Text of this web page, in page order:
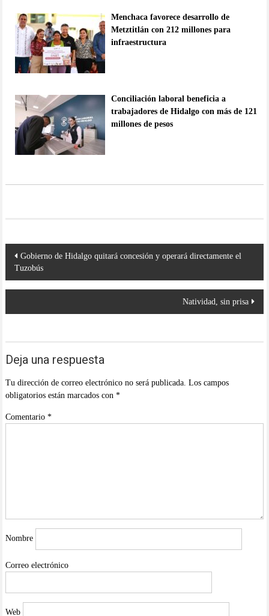
Menchaca favorece desarrollo de
Metztitlán con 212 millones para
infraestructura
Conciliación laboral beneficia a
trabajadores de Hidalgo con más de 121
millones de pesos
Navegación
de
entradas
Gobierno de Hidalgo quitará concesión y operará directamente el
Tuzobús
Natividad, sin prisa
Deja una respuesta
Tu dirección de correo electrónico no será publicada. Los campos
obligatorios están marcados con *
Comentario *
Nombre
Correo electrónico
Web